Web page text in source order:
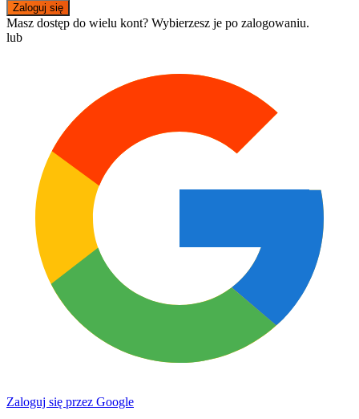
Zaloguj się
Masz dostęp do wielu kont? Wybierzesz je po zalogowaniu.
lub
Zaloguj się przez Google